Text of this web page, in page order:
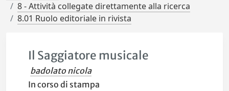
8 - Attività collegate direttamente alla ricerca
8.01 Ruolo editoriale in rivista
Il Saggiatore musicale
badolato nicola
In corso di stampa